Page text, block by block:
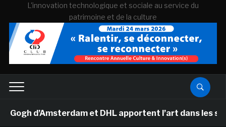
L'innovation technologique et sociale au service du
patrimoine et de la culture
d’Amsterdam et DHL apportent l’art dans les